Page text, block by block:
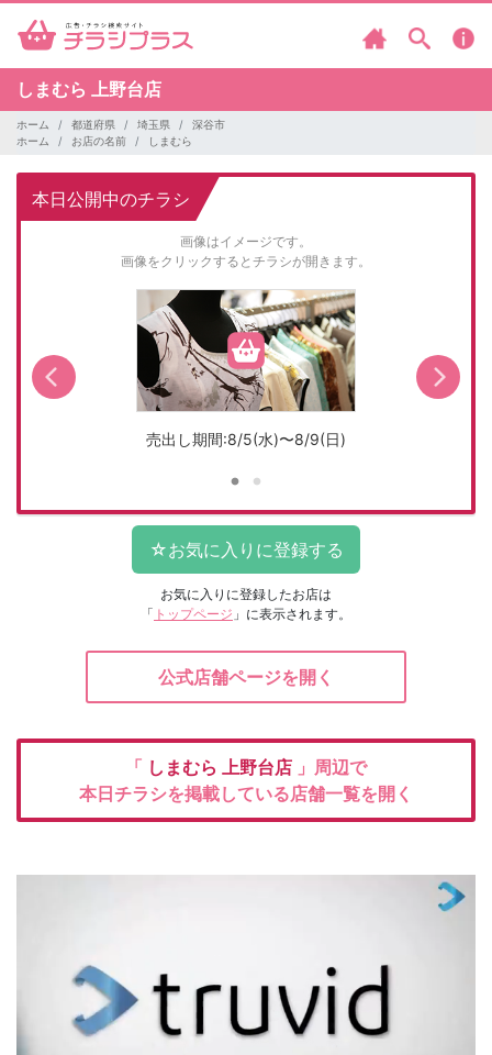
しまむら 上野台店
ホーム 都道府県 埼玉県
深谷市
ホーム
お店の名前 しまむら
本日公開中のチラシ
画像はイメージです。
画像をクリックするとチラシが開きます。
売出し期間:8/5(水)〜8/9(日)
お気に入りに登録したお店は
「 トップページ 」に表示されます。
公式店舗ページを開く
「 しまむら 上野台店 」周辺で
本日チラシを掲載している店舗一覧を開く